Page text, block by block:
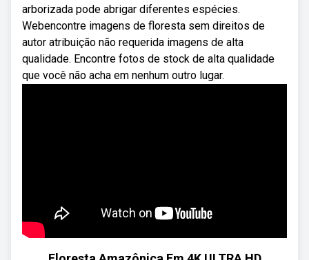
arborizada pode abrigar diferentes espécies.
Webencontre imagens de floresta sem direitos de
autor atribuição não requerida imagens de alta
qualidade. Encontre fotos de stock de alta qualidade
que você não acha em nenhum outro lugar.